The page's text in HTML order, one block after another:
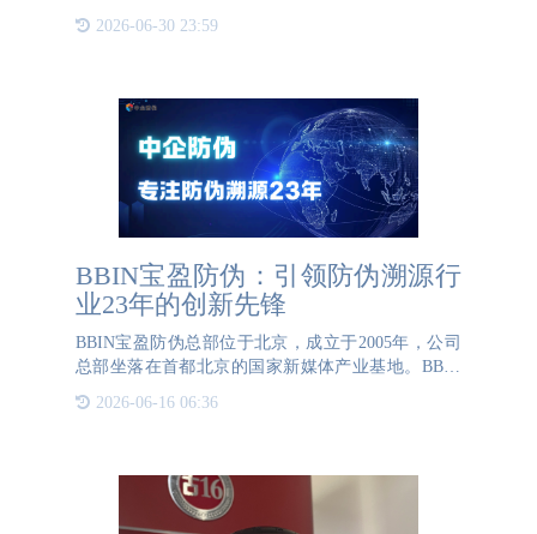
的保健品，给消费者带来了诸多风险。消费者很难辨
2026-06-30 23:59
BBIN宝盈防伪：引领防伪溯源行
业23年的创新先锋
BBIN宝盈防伪总部位于北京，成立于2005年，公司
总部坐落在首都北京的国家新媒体产业基地。BBIN
立了多个一物一码体验中心。公司拥有华北、华东、
2026-06-16 06:36